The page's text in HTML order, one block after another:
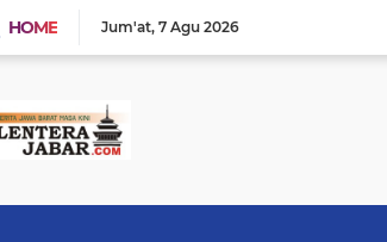
HOME Jum'at 7 Agu 2026